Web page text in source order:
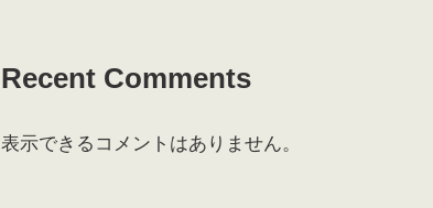
Recent Comments
表示できるコメントはありません。